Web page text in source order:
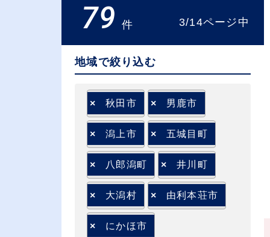
79 件 3/14ページ中
地域で絞り込む
× 秋田市 × 男鹿市
× 潟上市 × 五城目町
× 八郎潟町 × 井川町
× 大潟村 × 由利本荘市
× にかほ市